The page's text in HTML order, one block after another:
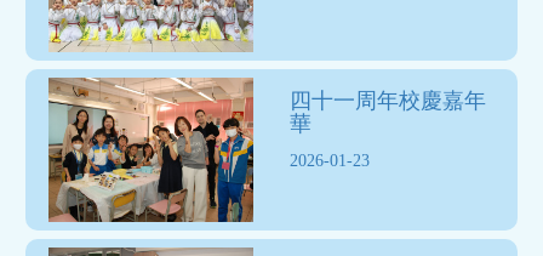
四十一周年校慶嘉年
華
2026-01-23